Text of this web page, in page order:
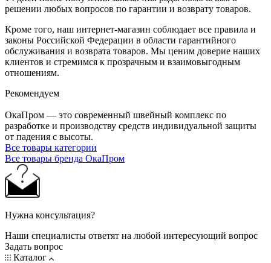
решении любых вопросов по гарантии и возврату товаров.
Кроме того, наш интернет-магазин соблюдает все правила и
законы Российской Федерации в области гарантийного
обслуживания и возврата товаров. Мы ценим доверие наших
клиентов и стремимся к прозрачным и взаимовыгодным
отношениям.
Рекомендуем
ОкаПром — это современный швейный комплекс по
разработке и производству средств индивидуальной защиты
от падения с высоты.
Все товары категории
Все товары бренда ОкаПром
Нужна консультация?
Наши специалисты ответят на любой интересующий вопрос
Задать вопрос
Каталог